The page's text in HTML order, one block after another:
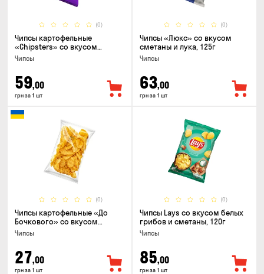
(0)
Чипсы картофельные
«Chipsters» со вкусом
острый удон, 100г
Чипсы
59,00
грн за 1 шт
(0)
Чипсы «Люкс» со вкусом
сметаны и лука, 125г
Чипсы
63,00
грн за 1 шт
(0)
Чипсы картофельные «До
Бочкового» со вкусом
сметаны с зеленью, 100г
Чипсы
27,00
грн за 1 шт
(0)
Чипсы Lays со вкусом белых
грибов и сметаны, 120г
Чипсы
85,00
грн за 1 шт